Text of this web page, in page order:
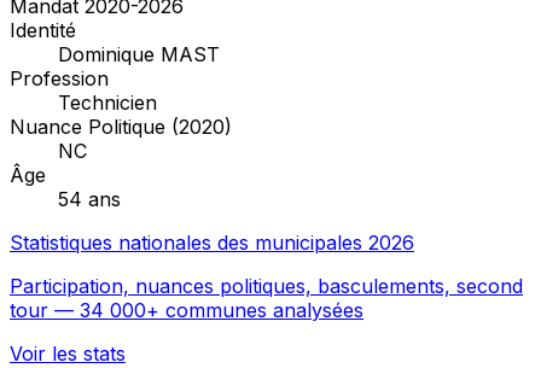
Mandat 2020-2026
Identité
Dominique MAST
Profession
Technicien
Nuance Politique (2020)
NC
Âge
54 ans
Statistiques nationales des municipales 2026
Participation, nuances politiques, basculements, second
tour — 34 000+ communes analysées
Voir les stats